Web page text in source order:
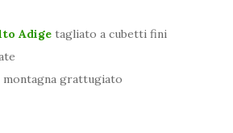
Adige tagliato a cubetti fini
grattugiato